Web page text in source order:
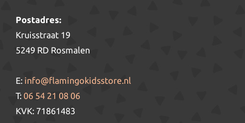
Postadres:
Kruisstraat 19
5249 RD Rosmalen
E: info@flamingokidsstore.nl
T: 06 54 21 08 06
KVK: 71861483